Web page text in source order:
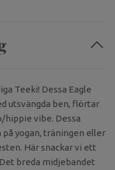
Teeki! Dessa Eagle
utsvängda ben, flörtar
hippie vibe. Dessa
på yogan, träningen eller
Här snackar vi ett
breda midjebandet